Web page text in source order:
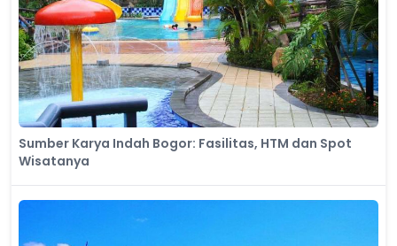
Sumber Karya Indah Bogor: Fasilitas, HTM dan Spot
Wisatanya